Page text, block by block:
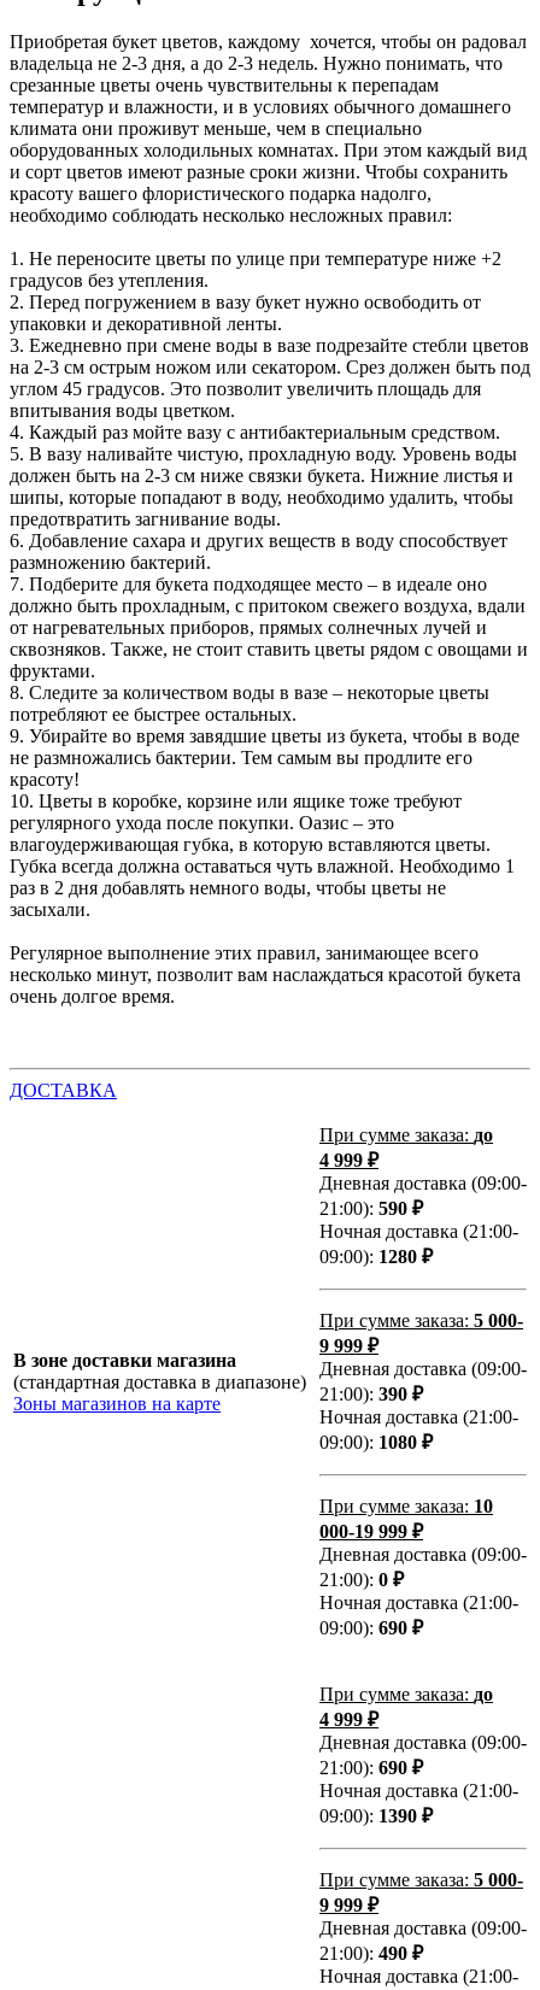
Приобретая букет цветов, каждому хочется, чтобы он радовал
владельца не 2-3 дня, а до 2-3 недель. Нужно понимать, что
срезанные цветы очень чувствительны к перепадам
температур и влажности, и в условиях обычного домашнего
климата они проживут меньше, чем в специально
оборудованных холодильных комнатах. При этом каждый вид
и сорт цветов имеют разные сроки жизни. Чтобы сохранить
красоту вашего флористического подарка надолго,
необходимо соблюдать несколько несложных правил:
1. Не переносите цветы по улице при температуре ниже +2
градусов без утепления.
2. Перед погружением в вазу букет нужно освободить от
упаковки и декоративной ленты.
3. Ежедневно при смене воды в вазе подрезайте стебли цветов
на 2-3 см острым ножом или секатором. Срез должен быть под
углом 45 градусов. Это позволит увеличить площадь для
впитывания воды цветком.
4. Каждый раз мойте вазу с антибактериальным средством.
5. В вазу наливайте чистую, прохладную воду. Уровень воды
должен быть на 2-3 см ниже связки букета. Нижние листья и
шипы, которые попадают в воду, необходимо удалить, чтобы
предотвратить загнивание воды.
6. Добавление сахара и других веществ в воду способствует
размножению бактерий.
7. Подберите для букета подходящее место – в идеале оно
должно быть прохладным, с притоком свежего воздуха, вдали
от нагревательных приборов, прямых солнечных лучей и
сквозняков. Также, не стоит ставить цветы рядом с овощами и
фруктами.
8. Следите за количеством воды в вазе – некоторые цветы
потребляют ее быстрее остальных.
9. Убирайте во время завядшие цветы из букета, чтобы в воде
не размножались бактерии. Тем самым вы продлите его
красоту!
10. Цветы в коробке, корзине или ящике тоже требуют
регулярного ухода после покупки. Оазис – это
влагоудерживающая губка, в которую вставляются цветы.
Губка всегда должна оставаться чуть влажной. Необходимо 1
раз в 2 дня добавлять немного воды, чтобы цветы не
засыхали.
Регулярное выполнение этих правил, занимающее всего
несколько минут, позволит вам наслаждаться красотой букета
очень долгое время.
ДОСТАВКА
В зоне доставки магазина
(стандартная доставка в диапазоне)
Зоны магазинов на карте
При сумме заказа: до
4 999 ₽
Дневная доставка (09:00-
21:00): 590 ₽
Ночная доставка (21:00-
09:00): 1280 ₽
При сумме заказа: 5 000-
9 999 ₽
Дневная доставка (09:00-
21:00): 390 ₽
Ночная доставка (21:00-
09:00): 1080 ₽
При сумме заказа: 10
000-19 999 ₽
Дневная доставка (09:00-
21:00): 0 ₽
Ночная доставка (21:00-
09:00): 690 ₽
При сумме заказа: до
4 999 ₽
Дневная доставка (09:00-
21:00): 690 ₽
Ночная доставка (21:00-
09:00): 1390 ₽
При сумме заказа: 5 000-
9 999 ₽
Дневная доставка (09:00-
21:00): 490 ₽
Ночная доставка (21:00-